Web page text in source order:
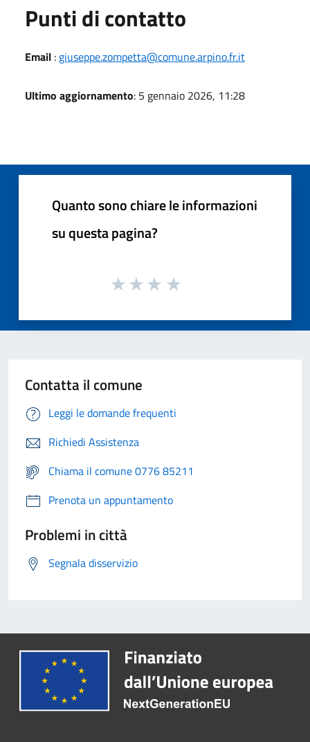
Punti di contatto
Email : giuseppe.zompetta@comune.arpino.fr.it
Ultimo aggiornamento: 5 gennaio 2026, 11:28
Quanto sono chiare le informazioni
su questa pagina?
Contatta il comune
Leggi le domande frequenti
Richiedi Assistenza
Chiama il comune 0776 85211
Prenota un appuntamento
Problemi in città
Segnala disservizio